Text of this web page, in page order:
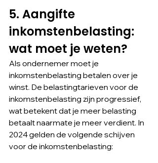
5. Aangifte
inkomstenbelasting:
wat moet je weten?
Als ondernemer moet je
inkomstenbelasting betalen over je
winst. De belastingtarieven voor de
inkomstenbelasting zijn progressief,
wat betekent dat je meer belasting
betaalt naarmate je meer verdient. In
2024 gelden de volgende schijven
voor de inkomstenbelasting: